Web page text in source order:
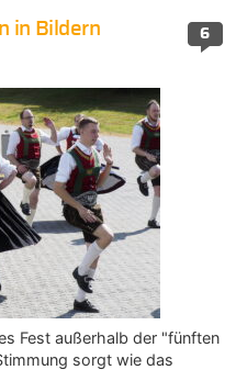
6
in Bildern
Fest außerhalb der "fünften
sorgt wie das